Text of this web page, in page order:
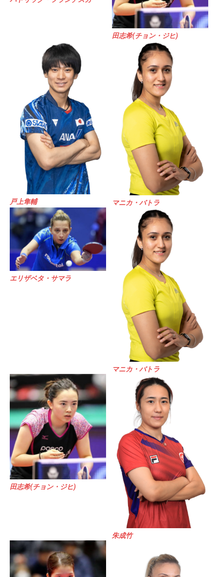
お買い物を続ける カートへ進む
田志希(チョン・ジヒ)
戸上隼輔 マニカ・バトラ
エリザベタ・サマラ
マニカ・バトラ
田志希(チョン・ジヒ)
朱成竹